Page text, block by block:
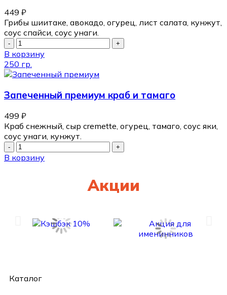
449 ₽
Грибы шиитаке, авокадо, огурец, лист салата, кунжут,
соус спайси, соус унаги.
В корзину
250 гр.
Запеченный премиум краб и тамаго
499 ₽
Краб снежный, сыр cremette, огурец, тамаго, соус яки,
соус унаги, кунжут.
В корзину
Акции
Каталог